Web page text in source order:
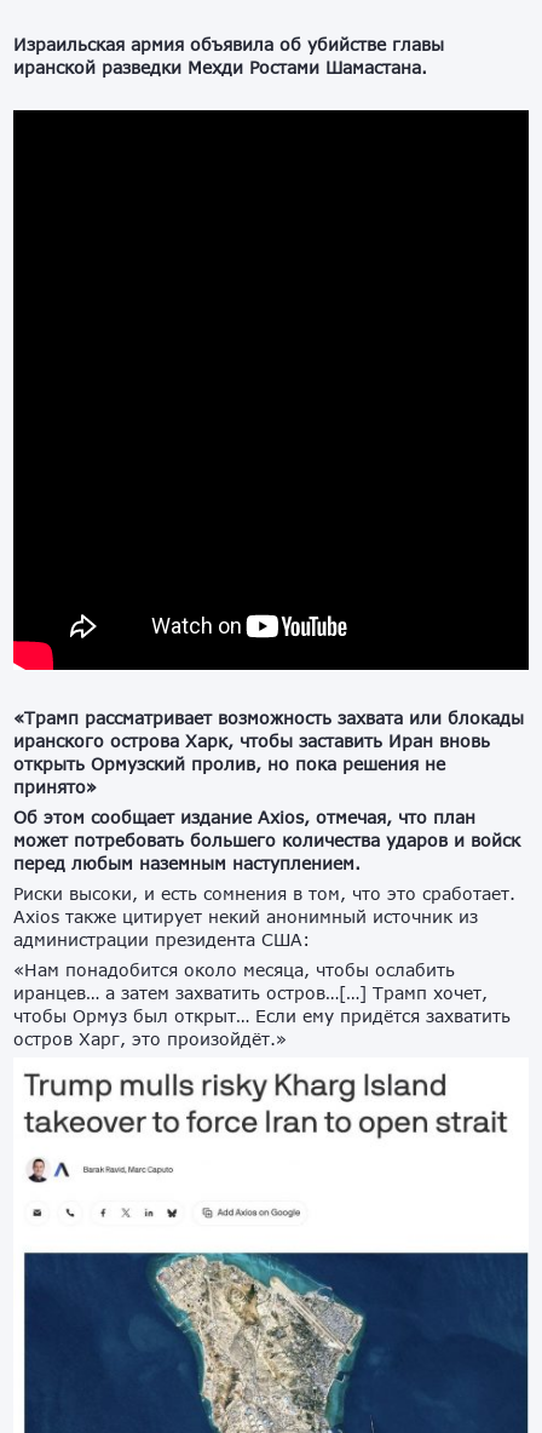
Израильская армия объявила об убийстве главы
иранской разведки Мехди Ростами Шамастана.
«Трамп рассматривает возможность захвата или блокады
иранского острова Харк, чтобы заставить Иран вновь
открыть Ормузский пролив, но пока решения не
принято»
Об этом сообщает издание Axios, отмечая, что план
может потребовать большего количества ударов и войск
перед любым наземным наступлением.
Риски высоки, и есть сомнения в том, что это сработает.
Axios также цитирует некий анонимный источник из
администрации президента США:
«Нам понадобится около месяца, чтобы ослабить
иранцев… а затем захватить остров…[…] Трамп хочет,
чтобы Ормуз был открыт… Если ему придётся захватить
остров Харг, это произойдёт.»